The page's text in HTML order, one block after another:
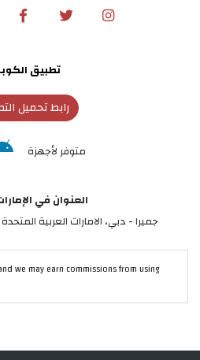
تطبيق
رابط تحميل
متوفر لأجهزة
العنوان في
جميرا - دبي، الامارات العربية المتحدة emirates@alcoupon.com
we may earn commissions from using